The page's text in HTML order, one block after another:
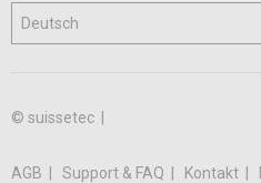
© suissetec |
AGB Support & FAQ Kontakt